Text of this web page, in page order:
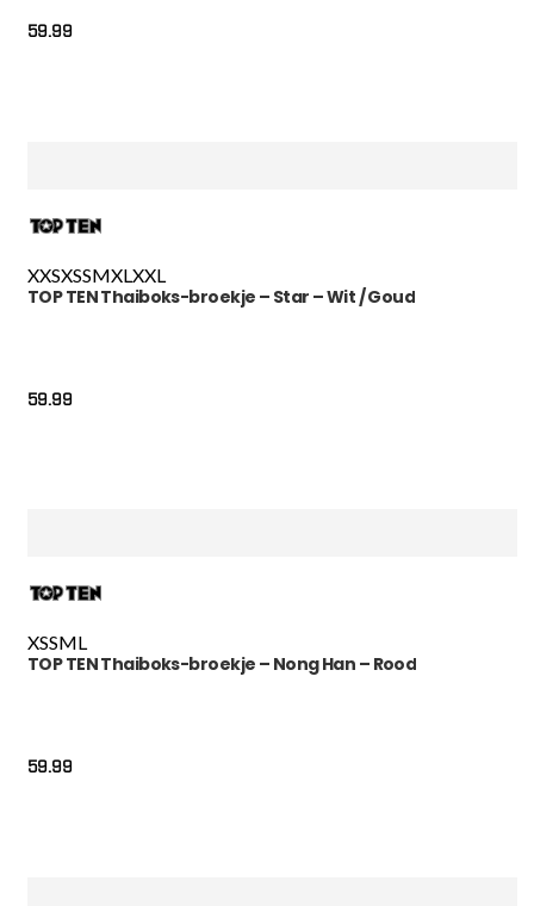
59.99
XXSXSSMXL XXL
TOP TEN Thaiboks-broekje – Star – Wit / Goud
59.99
XSSML
TOP TEN Thaiboks-broekje – Nong Han – Rood
59.99